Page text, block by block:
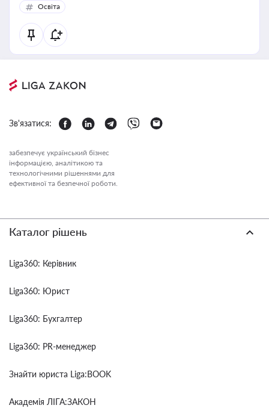
Освіта
Зв'язатися:
забезпечує український бізнес
інформацією, аналітикою та
технологічними рішеннями для
ефективної та безпечної роботи.
Каталог рішень
Liga360: Керівник
Liga360: Юрист
Liga360: Бухгалтер
Liga360: PR-менеджер
Знайти юриста Liga:BOOK
Академія ЛІГА:ЗАКОН